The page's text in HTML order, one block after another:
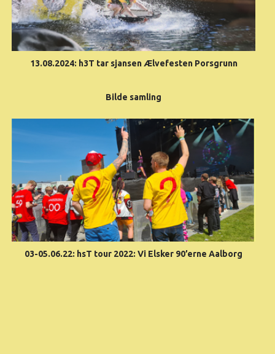
13.08.2024: h3T tar sjansen Ælvefesten Porsgrunn
Bilde samling
03-05.06.22: hsT tour 2022: Vi Elsker 90’erne Aalborg